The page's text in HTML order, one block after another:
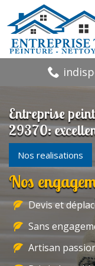
Entreprise
29370:
Nos realisations
Nos
Devis et
Sans
Artisan